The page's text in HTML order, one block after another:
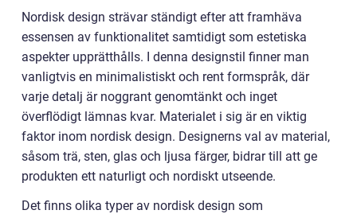
Nordisk design strävar ständigt efter att framhäva
essensen av funktionalitet samtidigt som estetiska
aspekter upprätthålls. I denna designstil finner man
vanligtvis en minimalistiskt och rent formspråk, där
varje detalj är noggrant genomtänkt och inget
överflödigt lämnas kvar. Materialet i sig är en viktig
faktor inom nordisk design. Designerns val av material,
såsom trä, sten, glas och ljusa färger, bidrar till att ge
produkten ett naturligt och nordiskt utseende.
Det finns olika typer av nordisk design som